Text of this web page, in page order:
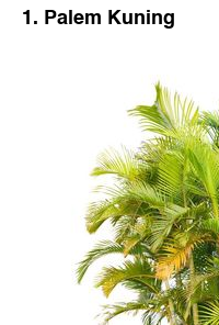
1. Palem Kuning